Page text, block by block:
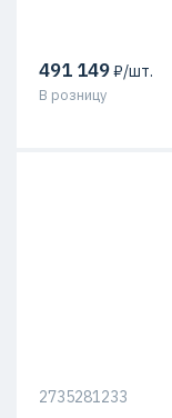
491 149₽/шт.
В розницу
2735281233